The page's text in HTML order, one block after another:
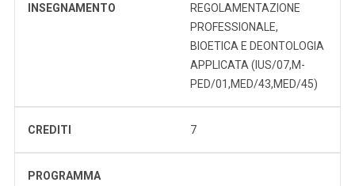
INSEGNAMENTO
REGOLAMENTAZIONE
PROFESSIONALE,
BIOETICA E DEONTOLOGIA
APPLICATA (IUS/07,M-
PED/01,MED/43,MED/45)
CREDITI 7
PROGRAMMA